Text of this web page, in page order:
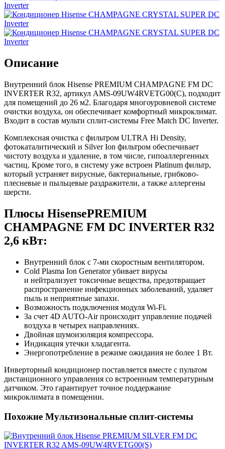
Описание
Внутренний блок Hisense PREMIUM CHAMPAGNE FM DC
INVERTER R32, артикул AMS-09UW4RVETG00(С), подходит
для помещений до 26 м2. Благодаря многоуровневой системе
очистки воздуха, он обеспечивает комфортный микроклимат.
Входит в состав мульти сплит-системы Free Match DC Inverter.
Комплексная очистка с фильтром ULTRA Hi Density,
фотокаталитический и Silver Ion фильтром обеспечивает
чистоту воздуха и удаление, в том числе, гипоаллергенных
частиц. Кроме того, в систему уже встроен Platinum фильтр,
который устраняет вирусные, бактериальные, грибково-
плесневые и пыльцевые раздражители, а также аллергены
шерсти.
Плюсы HisensePREMIUM
CHAMPAGNE FM DC INVERTER R32
2,6 кВт:
Внутренний блок с 7-ми скоростным вентилятором.
Cold Plasma Ion Generator убивает вирусы
и нейтрализует токсичные вещества, предотвращает
распространение инфекционных заболеваний, удаляет
пыль и неприятные запахи.
Возможность подключения модуля Wi-Fi.
За счет 4D AUTO-Air происходит управление подачей
воздуха в четырех направлениях.
Двойная шумоизоляция компрессора.
Индикация утечки хладагента.
Энергопотребление в режиме ожидания не более 1 Вт.
Инверторный кондиционер поставляется вместе с пультом
дистанционного управления со встроенным температурным
датчиком. Это гарантирует точное поддержание
микроклимата в помещении.
Похожие Мультизональные сплит-системы